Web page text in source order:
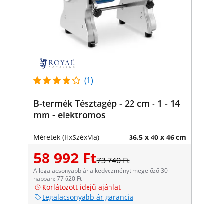
(1)
B-termék Tésztagép - 22 cm - 1 - 14
mm - elektromos
Méretek (HxSzéxMa) 36.5 x 40 x 46 cm
58 992 Ft73 740 Ft
A legalacsonyabb ár a kedvezményt megelőző 30
napban: 77 620 Ft
Korlátozott idejű ajánlat
Legalacsonyabb ár garancia